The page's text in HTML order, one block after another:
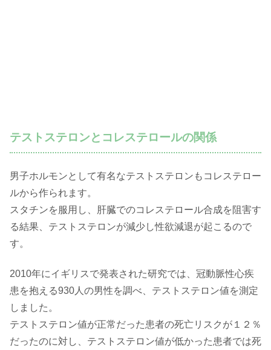
テストステロンとコレステロールの関係
男子ホルモンとして有名なテストステロンもコレステロー
ルから作られます。
スタチンを服用し、肝臓でのコレステロール合成を阻害す
る結果、テストステロンが減少し性欲減退が起こるので
す。
2010年にイギリスで発表された研究では、冠動脈性心疾
患を抱える930人の男性を調べ、テストステロン値を測定
しました。
テストステロン値が正常だった患者の死亡リスクが１２％
だったのに対し、テストステロン値が低かった患者では死